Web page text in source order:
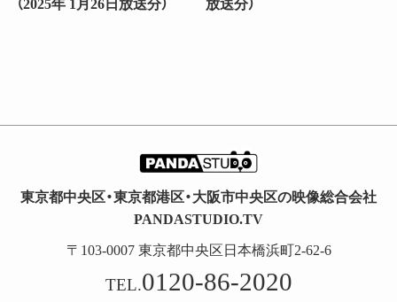
（2025年 1月26日放送分）
放送分）
東京都中央区・東京都港区・大阪市中央区の映像総合会社
PANDASTUDIO.TV
〒103-0007 東京都中央区日本橋浜町2-62-6
TEL.0120-86-2020